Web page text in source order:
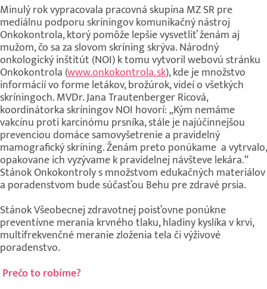
Minulý rok vypracovala pracovná skupina MZ SR pre
mediálnu podporu skríningov komunikačný nástroj
Onkokontrola, ktorý pomôže lepšie vysvetliť ženám aj
mužom, čo sa za slovom skríning skrýva. Národný
onkologický inštitút (NOI) k tomu vytvoril webovú stránku
Onkokontrola (www.onkokontrola.sk), kde je množstvo
informácií vo forme letákov, brožúrok, videí o všetkých
skríningoch. MVDr. Jana Trautenberger Ricová,
koordinátorka skríningov NOI hovorí: „Kým nemáme
vakcínu proti karcinómu prsníka, stále je najúčinnejšou
prevenciou domáce samovyšetrenie a pravidelný
mamografický skríning. Ženám preto ponúkame a vytrvalo,
opakovane ich vyzývame k pravidelnej návšteve lekára.“
Stánok Onkokontroly s množstvom edukačných materiálov
a poradenstvom bude súčasťou Behu pre zdravé prsia.
Stánok Všeobecnej zdravotnej poisťovne ponúkne
preventívne merania krvného tlaku, hladiny kyslíka v krvi,
multifrekvenčné meranie zloženia tela či výživové
poradenstvo.
Prečo to robíme?